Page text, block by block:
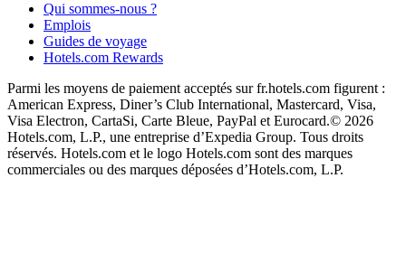
Qui sommes-nous ?
Emplois
Guides de voyage
Hotels.com Rewards
Parmi les moyens de paiement acceptés sur fr.hotels.com figurent :
American Express, Diner’s Club International, Mastercard, Visa,
Visa Electron, CartaSi, Carte Bleue, PayPal et Eurocard.© 2026
Hotels.com, L.P., une entreprise d’Expedia Group. Tous droits
réservés. Hotels.com et le logo Hotels.com sont des marques
commerciales ou des marques déposées d’Hotels.com, L.P.